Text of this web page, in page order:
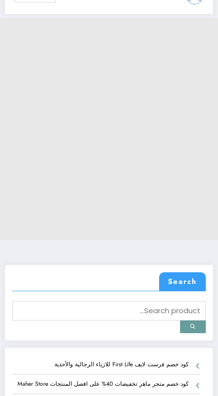
Search
كود خصم فرست لايف First Life للازياء الرجالية والأحذية
كود خصم متجر ماهر تخفيضات 40% على افضل المنتجات Maher Store